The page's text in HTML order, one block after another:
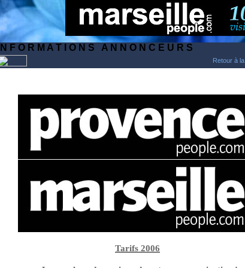
I N F O R M A T I O N S A N N O N C E U R S
Retour à
Tarifs 2006